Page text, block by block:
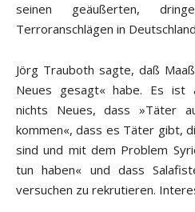
seinen geäußerten,
Terroranschlägen in
Jörg Trauboth sagte, daß
Neues gesagt« habe. Es ist
nichts Neues, dass »Täter
kommen«, dass es Täter gibt,
sind und mit dem Problem
tun haben« und dass
versuchen zu rekrutieren.